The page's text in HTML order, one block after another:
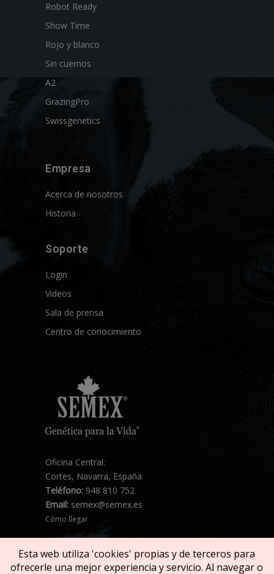
Robot Ready
Show Time
Rojo y blanco
Sin cuernos
A2
GrazingPro
Swissgenetics
Empresa
Acerca de nosotros
Historia
Soporte
Login
Videos
Sala de prensa
Centro de conocimiento
Oficina Central:
Cortes, Navarra, España
Teléfono: 948 810 752
Email: semex@semex.es
Cómo llegar
Esta web utiliza 'cookies' propias y de terceros para
ofrecerle una mejor experiencia y servicio. Al navegar o